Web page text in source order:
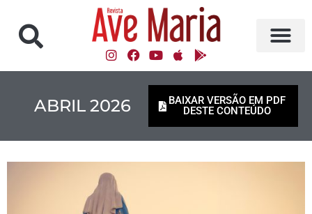
ABRIL 2026
BAIXAR VERSÃO EM PDF
DESTE CONTEÚDO